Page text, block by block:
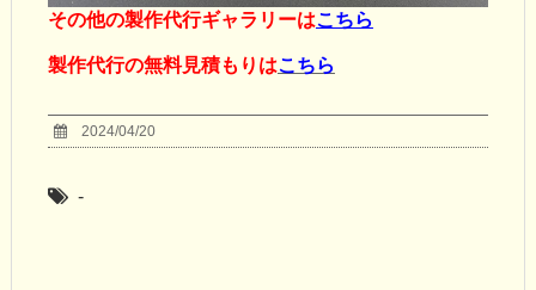
その他の製作代行ギャラリーはこちら
製作代行の無料見積もりはこちら
2024/04/20
-